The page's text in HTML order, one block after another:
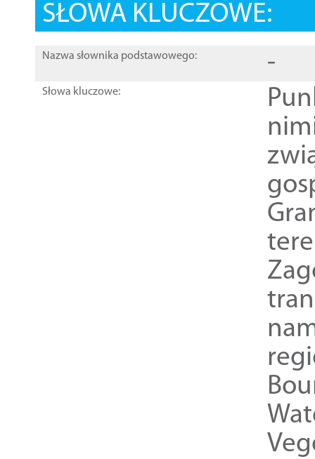
SŁOWA KLUCZOWE:
Nazwa słownika podstawowego: -
Słowa kluczowe: